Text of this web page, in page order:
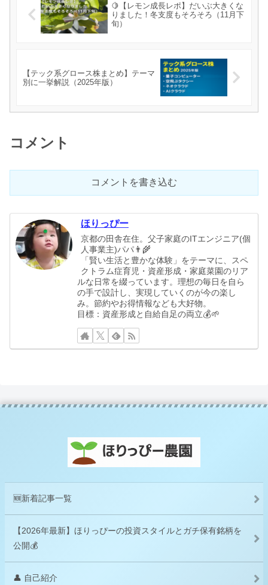
🍋【レモン成長レポ】だいぶ大きくな
りました！冬支度もそろそろ（11月下
旬）
【テック系グロース株まとめ】テーマ
別に一挙解説（2025年版）
コメント
コメントを書き込む
ほりっぴー
京都の田舎在住。父子家庭のITエンジニア(個
人事業主)パパ👨‍🌾
「賢い生活と豊かな体験」をテーマに、スペ
クトラム症育児・資産形成・家庭菜園のリア
ルな日常を綴っています。理想の毎日を自ら
の手で設計し、実現していくのが今の楽し
み。節約やお得情報なども大好物。
目標：資産形成と自給自足の両立💰🌱
🆕新着記事一覧
【2026年最新】ほりっぴーの投資スタイルとガチ保有銘柄を
公開💰
👤 自己紹介